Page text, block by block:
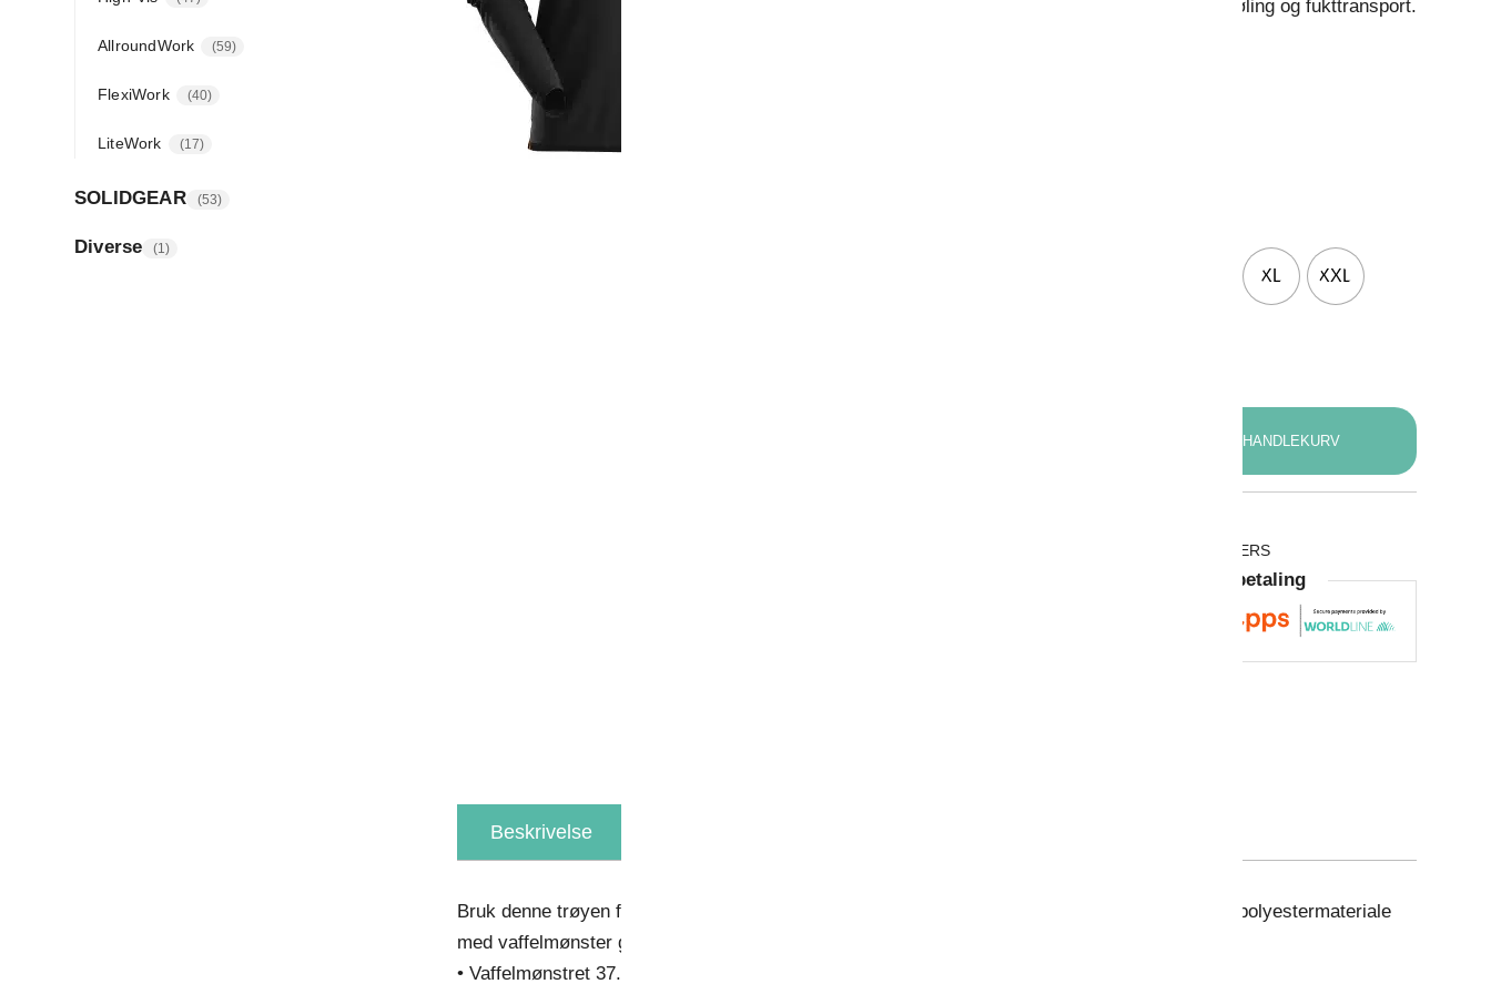
førsteklasses ventilasjon, avkjøling og fukttransport.
XL XXL
LEGG I HANDLEKURV
SNICKERS
Garantert trygg betaling
Beskrivelse
Bruk denne trøyen for å holde deg behagelig avkjølt på varme og intense arbeidsdager. 37.5®-polyestermateriale
med vaffelmønster gir førsteklasses ventilasjon, avkjøling og fukttransport.
• Vaffelmønstret 37.5®-materiale som gir utmerket fukttransport
AllroundWork 59
FlexiWork 40
LiteWork 17
SOLIDGEAR 53
Diverse 1